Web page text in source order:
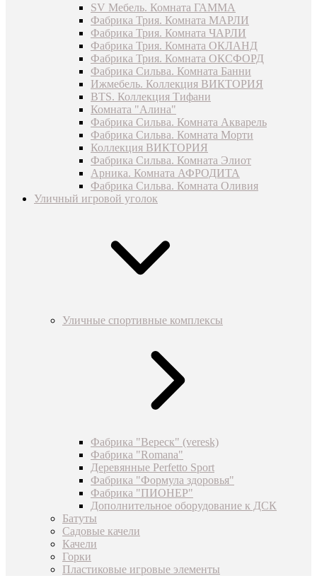
SV Мебель. Комната ГАММА
Фабрика Трия. Комната МАРЛИ
Фабрика Трия. Комната ЧАРЛИ
Фабрика Трия. Комната ОКЛАНД
Фабрика Трия. Комната ОКСФОРД
Фабрика Сильва. Комната Банни
Ижмебель. Коллекция ВИКТОРИЯ
BTS. Коллекция Тифани
Комната "Алина"
Фабрика Сильва. Комната Акварель
Фабрика Сильва. Комната Морти
Коллекция ВИКТОРИЯ
Фабрика Сильва. Комната Элиот
Арника. Комната АФРОДИТА
Фабрика Сильва. Комната Оливия
Уличный игровой уголок
Уличные спортивные комплексы
Фабрика "Вереск" (veresk)
Фабрика "Romana"
Деревянные Perfetto Sport
Фабрика "Формула здоровья"
Фабрика "ПИОНЕР"
Дополнительное оборудование к ДСК
Батуты
Садовые качели
Качели
Горки
Пластиковые игровые элементы